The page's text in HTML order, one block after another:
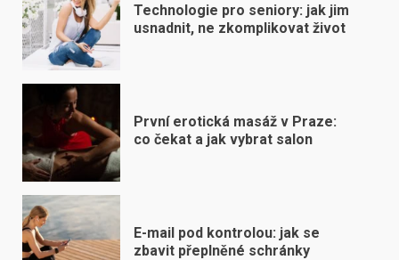
Technologie pro seniory: jak jim
usnadnit, ne zkomplikovat život
První erotická masáž v Praze:
co čekat a jak vybrat salon
E-mail pod kontrolou: jak se
zbavit přeplněné schránky